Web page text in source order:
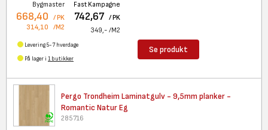
Bygmaster
668,40 / PK
314,10 /M2
Fast Kampagne
742,67 / PK
349,- /M2
Levering 5-7 hverdage
På lager i 1 butikker
Se produkt
Pergo Trondheim Laminatgulv - 9,5mm planker -
Romantic Natur Eg
285716